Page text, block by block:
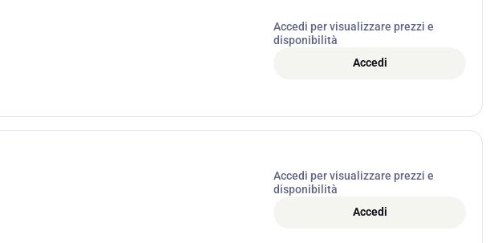
Accedi per visualizzare prezzi e
disponibilità
Accedi
Accedi per visualizzare prezzi e
disponibilità
Accedi